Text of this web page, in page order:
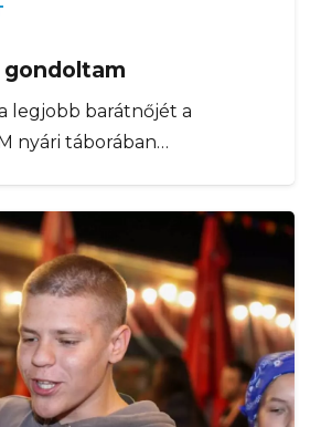
a legjobb barátnőjét a
nyári táborában…